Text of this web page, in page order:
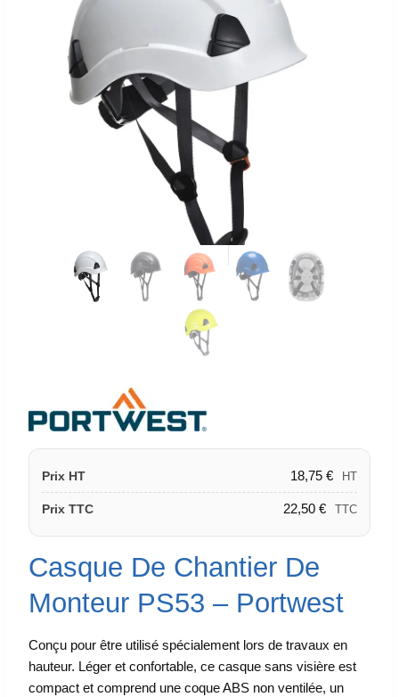
Prix HT 18,75 € HT
Prix TTC 22,50 € TTC
Casque De Chantier De
Monteur PS53 – Portwest
Conçu pour être utilisé spécialement lors de travaux en
hauteur. Léger et confortable, ce casque sans visière est
compact et comprend une coque ABS non ventilée, un